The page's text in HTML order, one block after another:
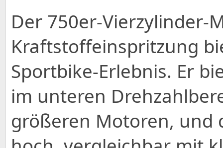
Der 750er-Vierzylinder-
Kraftstoffeinspritzung
Sportbike-Erlebnis. Er
im unteren
größeren Motoren, und